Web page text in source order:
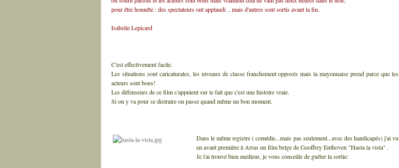
pour être honnête : des spectateurs ont applaudi .. mais d'autres sont sortis avant la fin.
Isabelle Lepicard
C'est effectivement facile.
Les situations sont caricaturales, les niveaux de classe franchement opposés mais la mayonnaise prend parce que les
acteurs sont bons!
Les défenseurs de ce film s'appuient sur le fait que c'est une histoire vraie.
Si on y va pour se distraire on passe quand même un bon moment.
Dans le même registre ( comédie...mais pas seulement...avec des handicapés) j'ai vu
en avant première à Arrasun film belge de Geoffrey Enthoven "Hasta la vista" .
Je l'ai trouvé bien meilleur, je vous conseille de guêter la sortie: